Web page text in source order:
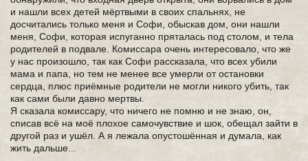
и нашли всех детей мёртвыми в своих спальнях, не
досчитались только меня и Софи, обыскав дом, они нашли
меня, Софи, которая испуганно пряталась под столом, и тела
родителей в подвале. Комиссара очень интересовало, что же
у нас произошло, так как Софи рассказала, что всех убили
мама и папа, но тем не менее все умерли от остановки
сердца, плюс приёмные родители не могли никого убить, так
как сами были давно мертвы.
Я сказала комиссару, что ничего не помню и не знаю, он,
списав всё на моё плохое самочувствие и шок, обещал зайти в
другой раз и ушёл. А я лежала опустошённая и думала, как
жить дальше...